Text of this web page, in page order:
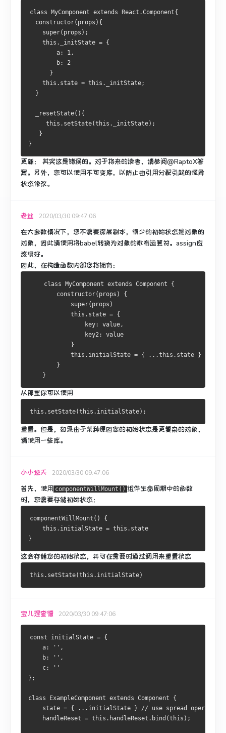
class MyComponent extends React.Component{
  constructor(props){
    super(props);
    this._initState = {
        a: 1,
        b: 2
      }
    this.state = this._initState;
  }
  _resetState(){
     this.setState(this._initState);
   }
}
更新： 其实这是错误的。 对于将来的读者，请参阅@RaptoX答
案。 另外，您可以使用不可变库，以防止由引用分配引起的怪异
状态修改。
老丝 2020/03/30 09:47:06
在大多数情况下，您不需要深层副本，很少的初始状态是对象的
对象，因此请使用将babel转换为对象的散布运算符。assign应
该很好。
因此，在构造函数内部您将拥有：
    class MyComponent extends Component {
        constructor(props) {
            super(props)
            this.state = {
                key: value,
                key2: value
            }
            this.initialState = { ...this.state }
        }
    }
从那里你可以使用
重置。 但是，如果由于某种原因您的初始状态是更复杂的对象，
请使用一些库。
小小逆天 2020/03/30 09:47:06
首先，使用 componentWillMount() 组件生命周期中的函数
时，您需要存储初始状态：
componentWillMount() {
    this.initialState = this.state
}
这会存储您的初始状态，并可在需要时通过调用来重置状态
宝儿理查德 2020/03/30 09:47:06
const initialState = {
    a: '',
    b: '',
    c: ''
};
class ExampleComponent extends Component {
state = { ...initialState } // use spread operator
    handleReset = this.handleReset.bind(this);